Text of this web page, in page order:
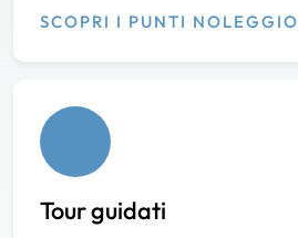
SCOPRI I PUNTI NOLEGGIO
Tour guidati